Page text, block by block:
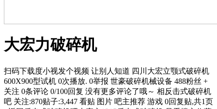
大宏力破碎机
扫码下载度小视发个视频 让别人知道 四川大宏立颚式破碎机
600X900型试机 0次播放. 0举报 世豪破碎机械设备 488粉丝 +
关注 0条评论 0/100回复 没有更多评论了哦～ 相反击式破碎机
吧 关注:870贴子:3,447 看贴 图片 吧主推荐 游戏 0回复贴,共1页